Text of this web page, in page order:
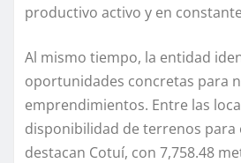
productivo activo y en
Al mismo tiempo, la entidad
oportunidades concretas para
emprendimientos. Entre las
disponibilidad de terrenos para
destacan Cotuí, con 7,758.48